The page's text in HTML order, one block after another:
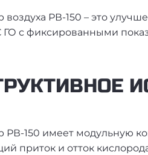
воздуха РВ-150 – это
ГО с фиксированными
РВ-150 имеет модульную
приток и отток